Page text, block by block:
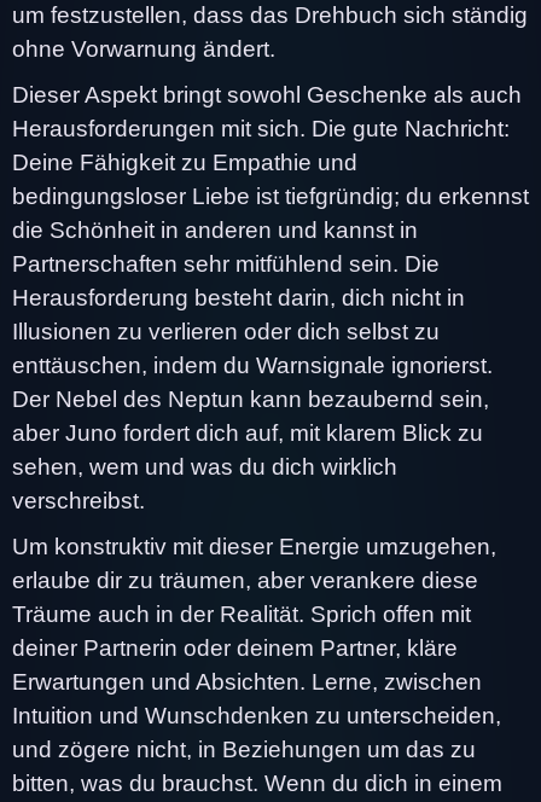
um festzustellen, dass das Drehbuch sich ständig
ohne Vorwarnung ändert.
Dieser Aspekt bringt sowohl Geschenke als auch
Herausforderungen mit sich. Die gute Nachricht:
Deine Fähigkeit zu Empathie und
bedingungsloser Liebe ist tiefgründig; du erkennst
die Schönheit in anderen und kannst in
Partnerschaften sehr mitfühlend sein. Die
Herausforderung besteht darin, dich nicht in
Illusionen zu verlieren oder dich selbst zu
enttäuschen, indem du Warnsignale ignorierst.
Der Nebel des Neptun kann bezaubernd sein,
aber Juno fordert dich auf, mit klarem Blick zu
sehen, wem und was du dich wirklich
verschreibst.
Um konstruktiv mit dieser Energie umzugehen,
erlaube dir zu träumen, aber verankere diese
Träume auch in der Realität. Sprich offen mit
deiner Partnerin oder deinem Partner, kläre
Erwartungen und Absichten. Lerne, zwischen
Intuition und Wunschdenken zu unterscheiden,
und zögere nicht, in Beziehungen um das zu
bitten, was du brauchst. Wenn du dich in einem